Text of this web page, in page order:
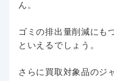
ん。
ゴミの排出量削減にも
といえるでしょう。
さらに買取対象品のジ